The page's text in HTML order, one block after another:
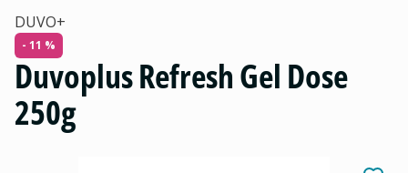
DUVO+
- 11 %
Duvoplus Refresh Gel Dose
250g